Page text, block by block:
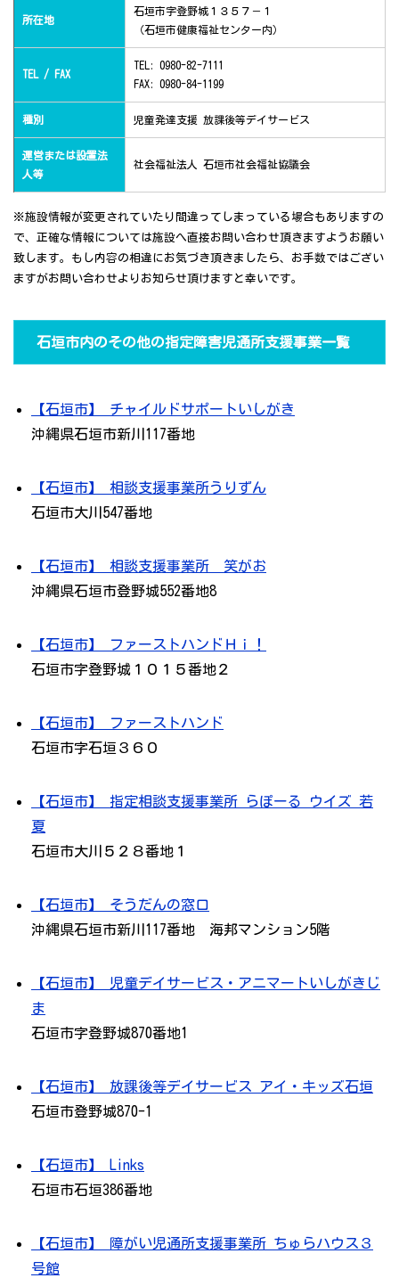
所在地
石垣市字登野城１３５７－１
（石垣市健康福祉センター内）
TEL / FAX
TEL: 0980-82-7111
FAX: 0980-84-1199
種別 児童発達支援 放課後等デイサービス
運営または設置法
人等
社会福祉法人 石垣市社会福祉協議会
※施設情報が変更されていたり間違ってしまっている場合もありますの
で、正確な情報については施設へ直接お問い合わせ頂きますようお願い
致します。もし内容の相違にお気づき頂きましたら、お手数ではござい
ますがお問い合わせよりお知らせ頂けますと幸いです。
石垣市内のその他の指定障害児通所支援事業一覧
【石垣市】 チャイルドサポートいしがき
沖縄県石垣市新川117番地
【石垣市】 相談支援事業所うりずん
石垣市大川547番地
【石垣市】 相談支援事業所 笑がお
沖縄県石垣市登野城552番地8
【石垣市】 ファーストハンドＨｉ！
石垣市字登野城１０１５番地２
【石垣市】 ファーストハンド
石垣市字石垣３６０
【石垣市】 指定相談支援事業所 らぽーる ウイズ 若
夏
石垣市大川５２８番地１
【石垣市】 そうだんの窓口
沖縄県石垣市新川117番地 海邦マンション5階
【石垣市】 児童デイサービス・アニマートいしがきじ
ま
石垣市字登野城870番地1
【石垣市】 放課後等デイサービス アイ・キッズ石垣
石垣市登野城870-1
【石垣市】 Links
石垣市石垣386番地
【石垣市】 障がい児通所支援事業所 ちゅらハウス３
号館